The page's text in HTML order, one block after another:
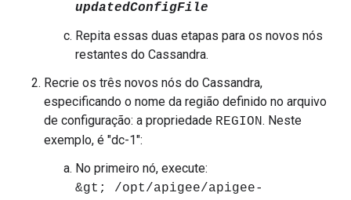
updatedConfigFile
Repita essas duas etapas para os novos nós
restantes do Cassandra.
Recrie os três novos nós do Cassandra,
especificando o nome da região definido no arquivo
de configuração: a propriedade REGION. Neste
exemplo, é "dc-1":
No primeiro nó, execute:
&gt; /opt/apigee/apigee-